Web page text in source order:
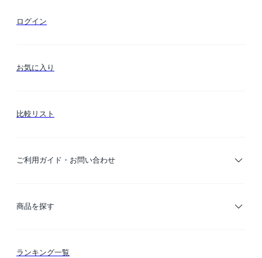
ログイン
お気に入り
比較リスト
ご利用ガイド・お問い合わせ
ご利用ガイド
商品を探す
カテゴリー検索
ランキング一覧